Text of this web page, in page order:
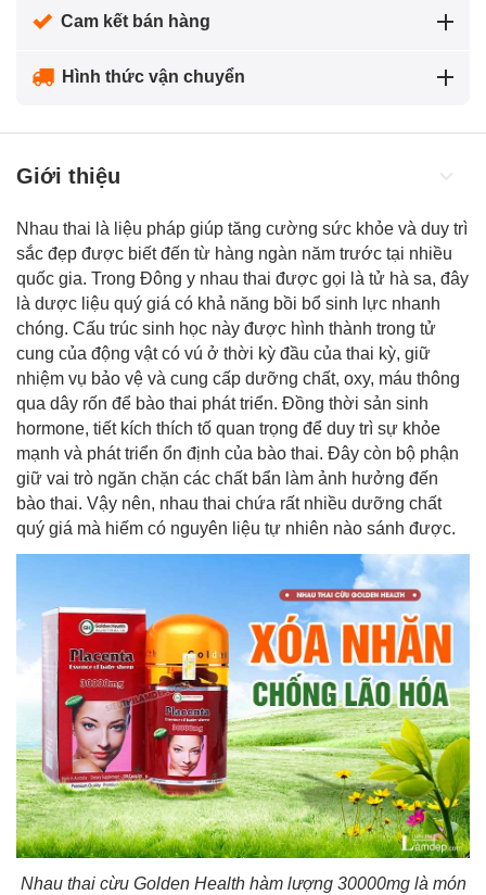
Cam kết bán hàng
Hình thức vận chuyển
Giới thiệu
Nhau thai là liệu pháp giúp tăng cường sức khỏe và duy trì
sắc đẹp được biết đến từ hàng ngàn năm trước tại nhiều
quốc gia. Trong Đông y nhau thai được gọi là tử hà sa, đây
là dược liệu quý giá có khả năng bồi bổ sinh lực nhanh
chóng. Cấu trúc sinh học này được hình thành trong tử
cung của động vật có vú ở thời kỳ đầu của thai kỳ, giữ
nhiệm vụ bảo vệ và cung cấp dưỡng chất, oxy, máu thông
qua dây rốn để bào thai phát triển. Đồng thời sản sinh
hormone, tiết kích thích tố quan trọng để duy trì sự khỏe
mạnh và phát triển ổn định của bào thai. Đây còn bộ phận
giữ vai trò ngăn chặn các chất bẩn làm ảnh hưởng đến
bào thai. Vậy nên, nhau thai chứa rất nhiều dưỡng chất
quý giá mà hiếm có nguyên liệu tự nhiên nào sánh được.
Nhau thai cừu Golden Health hàm lượng 30000mg là món